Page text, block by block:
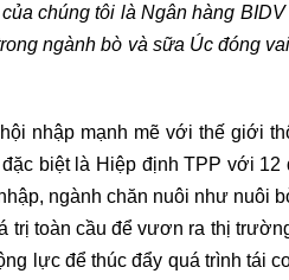
chúng tôi là Ngân hàng
ngành bò và sữa Úc đóng
nhập mạnh mẽ với thế giới
biệt là Hiệp định TPP với
ngành chăn nuôi như nuôi
trị toàn cầu để vươn ra thị
lực để thúc đẩy quá trình tái